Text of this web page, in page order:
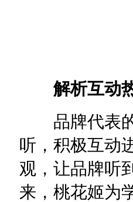
解析互动热
品牌代表的
听，积极互动
观，让品牌听
来，桃花姬为